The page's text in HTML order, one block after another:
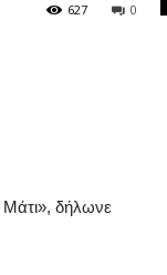
0
627
Μάτι», δήλωνε